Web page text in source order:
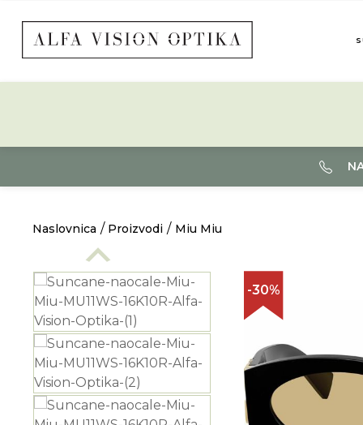
Naslovnica Proizvodi Miu Miu
-30%